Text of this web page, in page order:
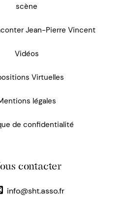
scène
Jean-Pierre Vincent
Vidéos
Virtuelles
légales
de confidentialité
contacter
info@sht.asso.fr